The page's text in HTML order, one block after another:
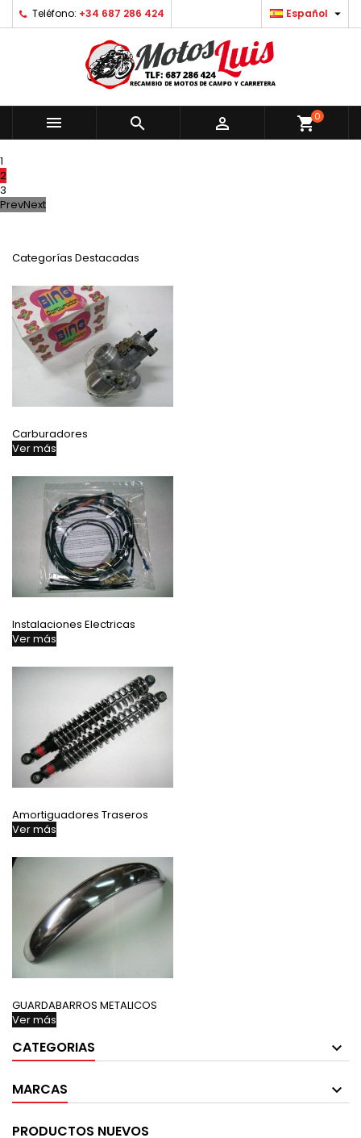
Teléfono: +34 687 286 424 Español 
   shopping_cart0
1
2
3
PrevNext
Categorías Destacadas
Carburadores
Ver más
Instalaciones Electricas
Ver más
Amortiguadores Traseros
Ver más
GUARDABARROS METALICOS
Ver más
CATEGORIAS
MARCAS
PRODUCTOS NUEVOS